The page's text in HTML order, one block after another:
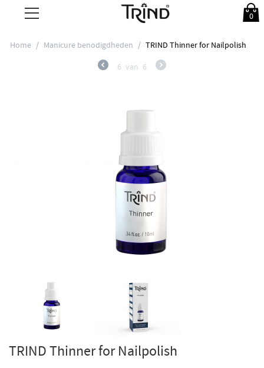
0
Home / Manicure benodigdheden / TRIND Thinner for Nailpolish
6 van 6
TRIND Thinner for Nailpolish